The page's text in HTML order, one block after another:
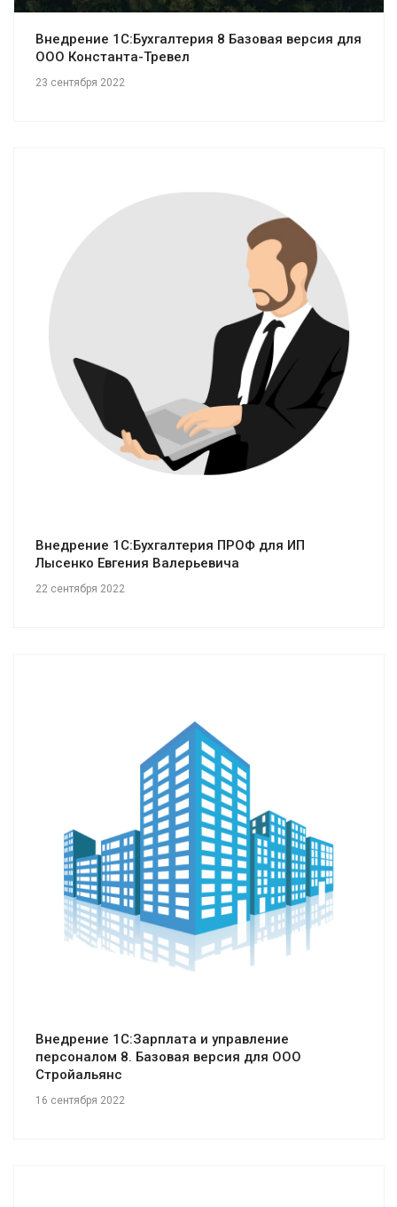
Внедрение 1С:Бухгалтерия 8 Базовая версия для
ООО Константа-Тревел
23 сентября 2022
Смотреть проект
Внедрение 1С:Бухгалтерия ПРОФ для ИП
Лысенко Евгения Валерьевича
22 сентября 2022
Смотреть проект
Внедрение 1С:Зарплата и управление
персоналом 8. Базовая версия для ООО
Стройальянс
16 сентября 2022